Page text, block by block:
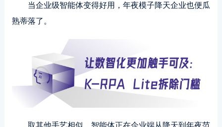
当企业级智能体变得好用，年夜模子降天企业也便瓜
熟蒂落了。
取其他手艺相似，智能体正在企业端从降天到年夜范